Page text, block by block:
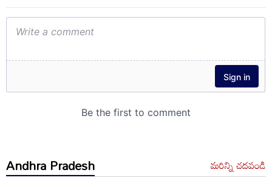
Andhra Pradesh మరిన్ని చదవండి